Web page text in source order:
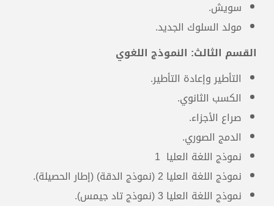
سويش.
مولد السلوك الجديد.
القسم الثالث: النموذج اللغوي
التأطير وإعادة التأطير.
الكسب الثانوي.
صراع الأجزاء.
الدمج الصوري.
نموذج اللغة العليا 1
نموذج اللغة العليا 2 (نموذج الدقة) (إطار الحصيلة).
نموذج اللغة العليا 3 (نموذج تاد جيمس).